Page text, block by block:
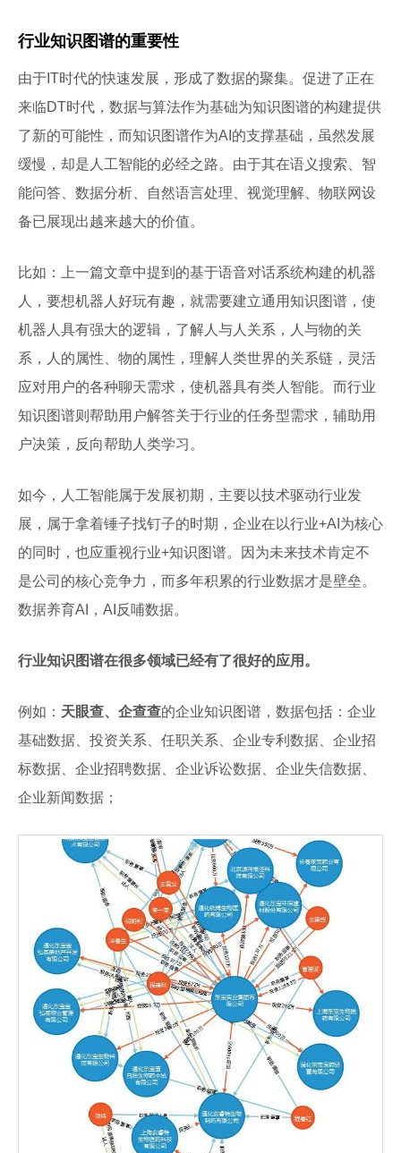
行业知识图谱的重要性
由于IT时代的快速发展，形成了数据的聚集。促进了正在
来临DT时代，数据与算法作为基础为知识图谱的构建提供
了新的可能性，而知识图谱作为AI的支撑基础，虽然发展
缓慢，却是人工智能的必经之路。由于其在语义搜索、智
能问答、数据分析、自然语言处理、视觉理解、物联网设
备已展现出越来越大的价值。
比如：上一篇文章中提到的基于语音对话系统构建的机器
人，要想机器人好玩有趣，就需要建立通用知识图谱，使
机器人具有强大的逻辑，了解人与人关系，人与物的关
系，人的属性、物的属性，理解人类世界的关系链，灵活
应对用户的各种聊天需求，使机器具有类人智能。而行业
知识图谱则帮助用户解答关于行业的任务型需求，辅助用
户决策，反向帮助人类学习。
如今，人工智能属于发展初期，主要以技术驱动行业发
展，属于拿着锤子找钉子的时期，企业在以行业+AI为核心
的同时，也应重视行业+知识图谱。因为未来技术肯定不
是公司的核心竞争力，而多年积累的行业数据才是壁垒。
数据养育AI，AI反哺数据。
行业知识图谱在很多领域已经有了很好的应用。
例如： 天眼查、企查查的企业知识图谱，数据包括：企业
基础数据、投资关系、任职关系、企业专利数据、企业招
标数据、企业招聘数据、企业诉讼数据、企业失信数据、
企业新闻数据；